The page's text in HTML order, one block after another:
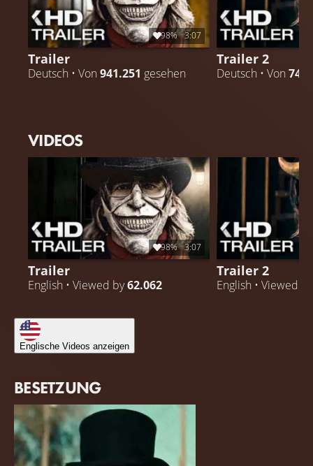
98% 3:07
Trailer
Deutsch • Von 941.251 gesehen
Trailer 2
Deutsch • Von
VIDEOS
98% 3:07
Trailer
English • Viewed by62.062
Trailer 2
English • Viewed
Englische Videos anzeigen
BESETZUNG